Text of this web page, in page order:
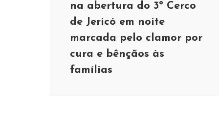
na abertura do 3º Cerco
de Jericó em noite
marcada pelo clamor por
cura e bênçãos às
famílias
Corpo de Bombeiros
Professores de natação
e colaboradores do
Crianças Esportes
Boletim esportivo: Time